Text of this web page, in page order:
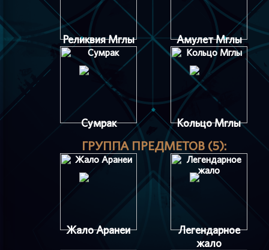
Реликвия Мглы Амулет Мглы
Сумрак Кольцо Мглы
ГРУППА ПРЕДМЕТОВ (5):
Жало Аранеи
Легендарное
жало